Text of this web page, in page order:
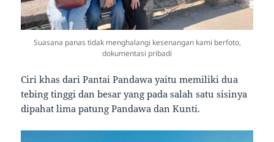
Suasana panas tidak menghalangi kesenangan kami berfoto,
dokumentasi pribadi
Ciri khas dari Pantai Pandawa yaitu memiliki dua
tebing tinggi dan besar yang pada salah satu sisinya
dipahat lima patung Pandawa dan Kunti.